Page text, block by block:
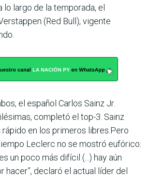
lo largo de la temporada, el
(Red Bull), vigente
el espa­ñol Carlos Sainz Jr.
completó el top-3. Sainz
rápido en los primeros libres.Pero
Leclerc no se mostró eufórico:
un poco más difícil (...) hay aún
hacer”, declaró el actual líder del